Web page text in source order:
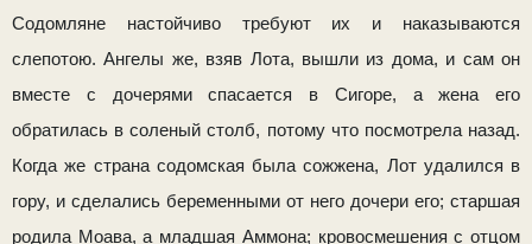
Содомляне на­стойчиво требуют их и наказываются
слепотою. Ангелы же, взяв Лота, вышли из дома, и сам он
вместе с дочерями спасается в Сигоре, а жена его
обратилась в соленый столб, потому что посмотрела назад.
Когда же страна содомская была сожжена, Лот удалился в
гору, и сделались беременными от него дочери его; старшая
родила Моава, а младшая Аммона; кровосмешения с отцом